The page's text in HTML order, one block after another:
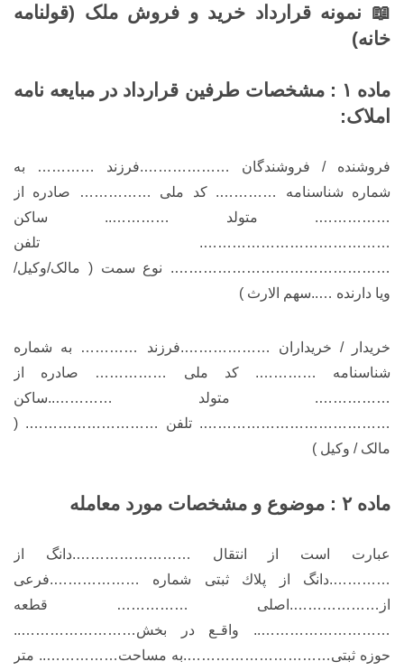
📖 نمونه قرارداد خرید و فروش ملک (قولنامه
خانه)
ماده ۱ : مشخصات طرفین قرارداد در مبایعه نامه
املاک:
فروشنده / فروشندگان ……………….فرزند ………… به
شماره شناسنامه …………. کد ملی …………… صادره از
……………. متولد ………….. ساکن
…………………………………. تلفن
………………………………………. نوع سمت ( مالک/وکیل/
ویا دارنده …..سهم الارث )
خریدار / خریداران ……………….فرزند ………… به شماره
شناسنامه …………. کد ملی …………… صادره از
……………. متولد …………..ساکن
…………………………………. تلفن ………………………. (
مالک / وکیل )
ماده ۲ : موضوع و مشخصات مورد معامله
عبارت است از انتقال …………………….دانگ از
………….دانگ از پلاك ثبتی شماره ……………….فرعی
از……………….اصلی …………… قطعه
……………………….. واقـع در بخش……………………..
حوزه ثبتی………………………….به مساحت…………….. متر